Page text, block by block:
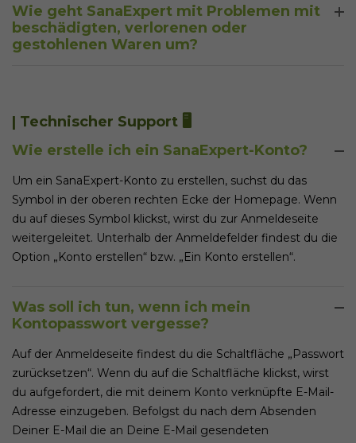
tägigen Widerrufsrechts geltend machen. Eine
Reklamation kannst du jederzeit vornehmen, da unser Ziel
ist, dass du vollkommen zufrieden mit unserem Produkt
Wie geht SanaExpert mit Problemen mit
beschädigten, verlorenen oder
gestohlenen Waren um?
oder gestohlen wurde, schreibe bitte unseren
Kundenservice an. Wir finden eine Lösung, die dich
zufriedenstellt.
| Technischer Support 🖥️
Wie erstelle ich ein SanaExpert-Konto?
Um ein SanaExpert-Konto zu erstellen, suchst du das
Symbol in der oberen rechten Ecke der Homepage. Wenn
du auf dieses Symbol klickst, wirst du zur Anmeldeseite
weitergeleitet. Unterhalb der Anmeldefelder findest du die
Option „Konto erstellen“ bzw. „Ein Konto erstellen“.
Was soll ich tun, wenn ich mein
Kontopasswort vergesse?
Auf der Anmeldeseite findest du die Schaltfläche „Passwort
zurücksetzen“. Wenn du auf die Schaltfläche klickst, wirst
du aufgefordert, die mit deinem Konto verknüpfte E-Mail-
Adresse einzugeben. Befolgst du nach dem Absenden
Deiner E-Mail die an Deine E-Mail gesendeten